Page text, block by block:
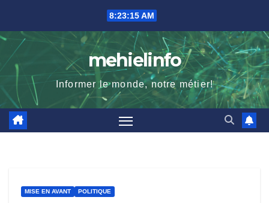
content
8:23:17 AM
mehielinfo
Informer le monde, notre métier!
MISE EN AVANT POLITIQUE